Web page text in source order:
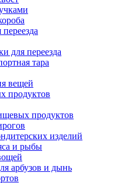
для переезда
тара
вещей
продуктов
продуктов
изделий
и рыбы
арбузов и дынь